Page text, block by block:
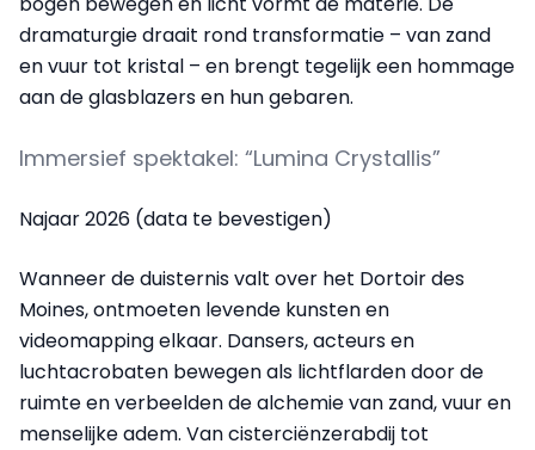
dramaturgie draait rond transformatie – van zand
en vuur tot kristal – en brengt tegelijk een hommage
aan de glasblazers en hun gebaren.
Immersief spektakel: “Lumina Crystallis”
Najaar 2026 (data te bevestigen)
Wanneer de duisternis valt over het Dortoir des
Moines, ontmoeten levende kunsten en
videomapping elkaar. Dansers, acteurs en
luchtacrobaten bewegen als lichtflarden door de
ruimte en verbeelden de alchemie van zand, vuur en
menselijke adem. Van cisterciënzerabdij tot